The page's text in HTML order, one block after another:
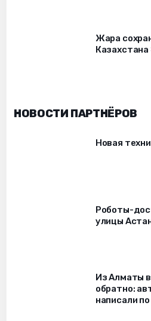
Жара
Казахстана
НОВОСТИ ПАРТНЁРОВ
Новая
Роботы-
улицы
Из Алматы
обратно:
написали